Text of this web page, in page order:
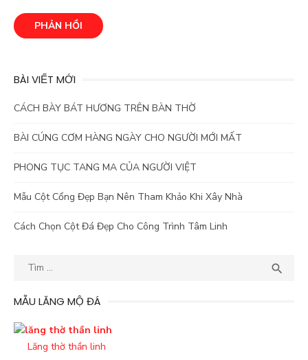
BÀI VIẾT MỚI
CÁCH BÀY BÁT HƯƠNG TRÊN BÀN THỜ
BÀI CÚNG CƠM HÀNG NGÀY CHO NGƯỜI MỚI MẤT
PHONG TỤC TANG MA CỦA NGƯỜI VIỆT
Mẫu Cột Cổng Đẹp Bạn Nên Tham Khảo Khi Xây Nhà
Cách Chọn Cột Đá Đẹp Cho Công Trình Tâm Linh
tìm
cho:

MẪU LĂNG MỘ ĐÁ
Lăng thờ thần linh